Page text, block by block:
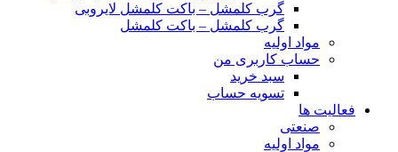
گرب کلمشل – باکت کلمشل لایروبی
گرب کلمشل – باکت کلمشل
مواد اولیه
حساب کاربری من
سبد خرید
تسویه حساب
فعالیت ها
صنعتی
مواد اولیه